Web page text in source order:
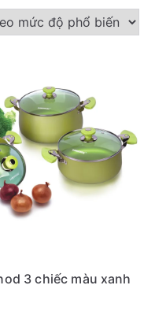
3 chiếc màu xanh